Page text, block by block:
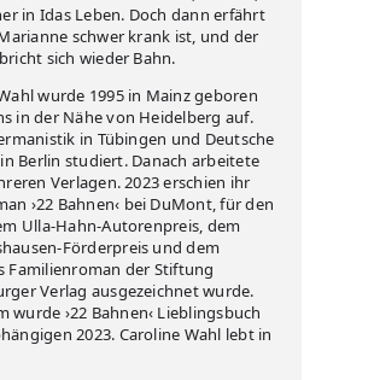
in Idas Leben. Doch dann erfährt
schwer krank ist, und der
sich wieder Bahn.
wurde 1995 in Mainz geboren
in der Nähe von Heidelberg auf.
in Tübingen und Deutsche
Berlin studiert. Danach arbeitete
Verlagen. 2023 erschien ihr
›22 Bahnen‹ bei DuMont, für den
Ulla-Hahn-Autorenpreis, dem
Förderpreis und dem
Familienroman der Stiftung
Verlag ausgezeichnet wurde.
wurde ›22 Bahnen‹ Lieblingsbuch
2023. Caroline Wahl lebt in